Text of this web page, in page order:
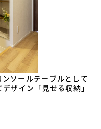
ソールテーブルとして
ザイン「見せる収納」